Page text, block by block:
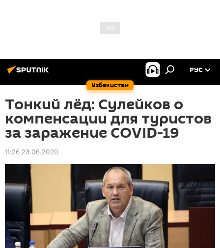
Узбекистан
РУС
Тонкий лёд: Сулейков о
компенсации для туристов
за заражение COVID-19
11:26 23.06.2020